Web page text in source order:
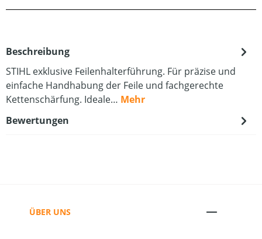
Beschreibung
STIHL exklusive Feilenhalterführung. Für präzise und
einfache Handhabung der Feile und fachgerechte
Kettenschärfung. Ideale… Mehr
Bewertungen
ÜBER UNS